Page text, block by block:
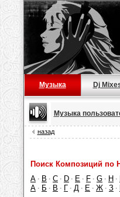
Музыка Dj
Музыка
назад
Поиск Композиций по
A · B · C · D · E · F · G · H ·
А · Б · В · Г · Д · Е · Ж · З ·